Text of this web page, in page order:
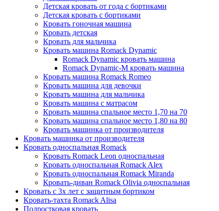
Детская кровать от года с бортиками
Детская кровать с бортиками
Кровать гоночная машина
Кровать детская
Кровать для мальчика
Кровать машина Romack Dynamic
Romack Dynamic кровать машина
Romack Dynamic-M кровать машина
Кровать машина Romack Romeo
Кровать машина для девочки
Кровать машина для мальчика
Кровать машина с матрасом
Кровать машина спальное место 1,70 на 70
Кровать машина спальное место 1,80 на 80
Кровать машинка от производителя
Кровать машинка от производителя
Кровать односпальная Romack
Кровать Romack Leon односпальная
Кровать односпальная Romack Alex
Кровать односпальная Romack Miranda
Кровать-диван Romack Olivia односпальная
Кровать с 3х лет с защитным бортиком
Кровать-тахта Romack Alisa
Подростковая кровать